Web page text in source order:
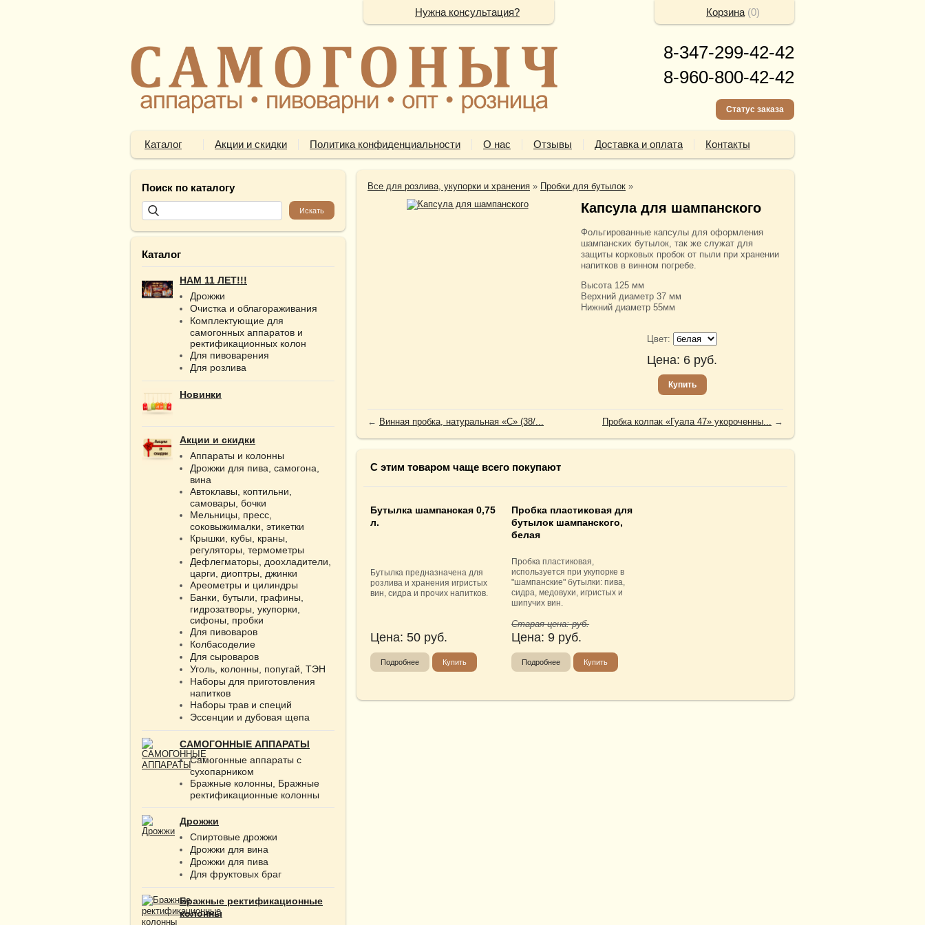
8-347-299-42-42
8-960-800-42-42
Статус заказа
Каталог Акции и скидки Политика конфиденциальности О нас Отзывы Доставка и оплата Контакты
Поиск по каталогу
Каталог
НАМ 11 ЛЕТ!!!
Дрожжи
Очистка и облагораживания
Комплектующие для
самогонных аппаратов и
ректификационных колон
Для пивоварения
Для розлива
Новинки
Акции и скидки
Аппараты и колонны
Дрожжи для пива, самогона,
вина
Автоклавы, коптильни,
самовары, бочки
Мельницы, пресс,
соковыжималки, этикетки
Крышки, кубы, краны,
регуляторы, термометры
Дефлегматоры, доохладители,
царги, диоптры, джинки
Ареометры и цилиндры
Банки, бутыли, графины,
гидрозатворы, укупорки,
сифоны, пробки
Для пивоваров
Колбасоделие
Для сыроваров
Уголь, колонны, попугай, ТЭН
Наборы для приготовления
напитков
Наборы трав и специй
Эссенции и дубовая щепа
САМОГОННЫЕ АППАРАТЫ
Самогонные аппараты с
сухопарником
Бражные колонны, Бражные
ректификационные колонны
Дрожжи
Спиртовые дрожжи
Дрожжи для вина
Дрожжи для пива
Для фруктовых браг
Бражные ректификационные
колонны
Все для розлива, укупорки и хранения » Пробки для бутылок »
Капсула для шампанского
Фольгированные капсулы для оформления
шампанских бутылок, так же служат для
защиты корковых пробок от пыли при хранении
напитков в винном погребе.
Высота 125 мм
Верхний диаметр 37 мм
Нижний диаметр 55мм
Цвет:
Цена: 6 руб.
Купить
← Винная пробка, натуральная «C» (38/... Пробка колпак «Гуала 47» укороченны... →
С этим товаром чаще всего покупают
Бутылка шампанская 0,75
л.
Бутылка предназначена для
розлива и хранения игристых
вин, сидра и прочих напитков.
Цена: 50 руб.
Подробнее Купить
Пробка пластиковая для
бутылок шампанского,
белая
Пробка пластиковая,
используется при укупорке в
"шампанские" бутылки: пива,
сидра, медовухи, игристых и
шипучих вин.
Старая цена:руб.
Цена:9 руб.
Подробнее Купить
Нужна консультация? Корзина (0)